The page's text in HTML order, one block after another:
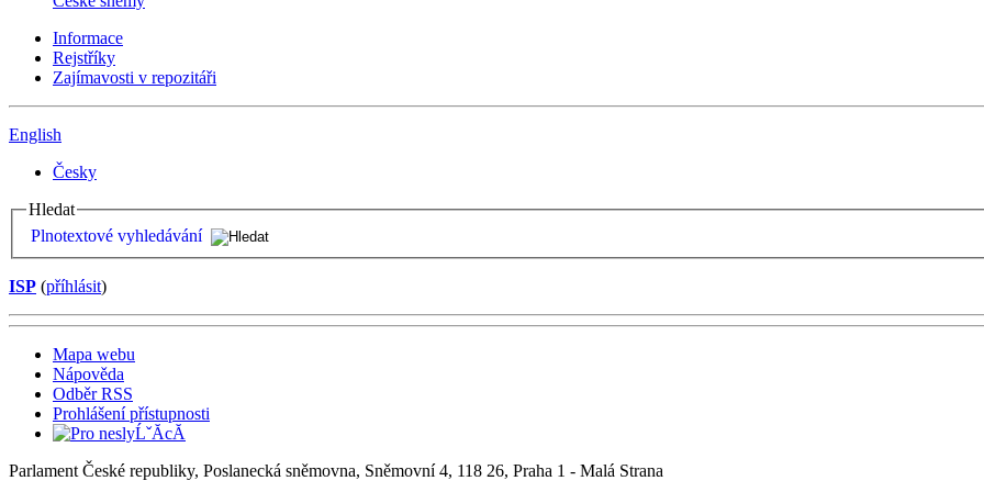
Informace
Rejstříky
Zajímavosti v repozitáři
English
Česky
Hledat
Plnotextové vyhledávání
ISP (příhlásit)
Mapa webu
Nápověda
Odběr RSS
Prohlášení přístupnosti
Parlament České republiky, Poslanecká sněmovna, Sněmovní 4, 118 26, Praha 1 - Malá Strana